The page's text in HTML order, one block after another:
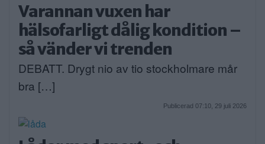
Varannan vuxen har
hälsofarligt dålig kondition –
så vänder vi trenden
DEBATT. Drygt nio av tio stockholmare mår
bra […]
Publicerad 07:10, 29 juli 2026